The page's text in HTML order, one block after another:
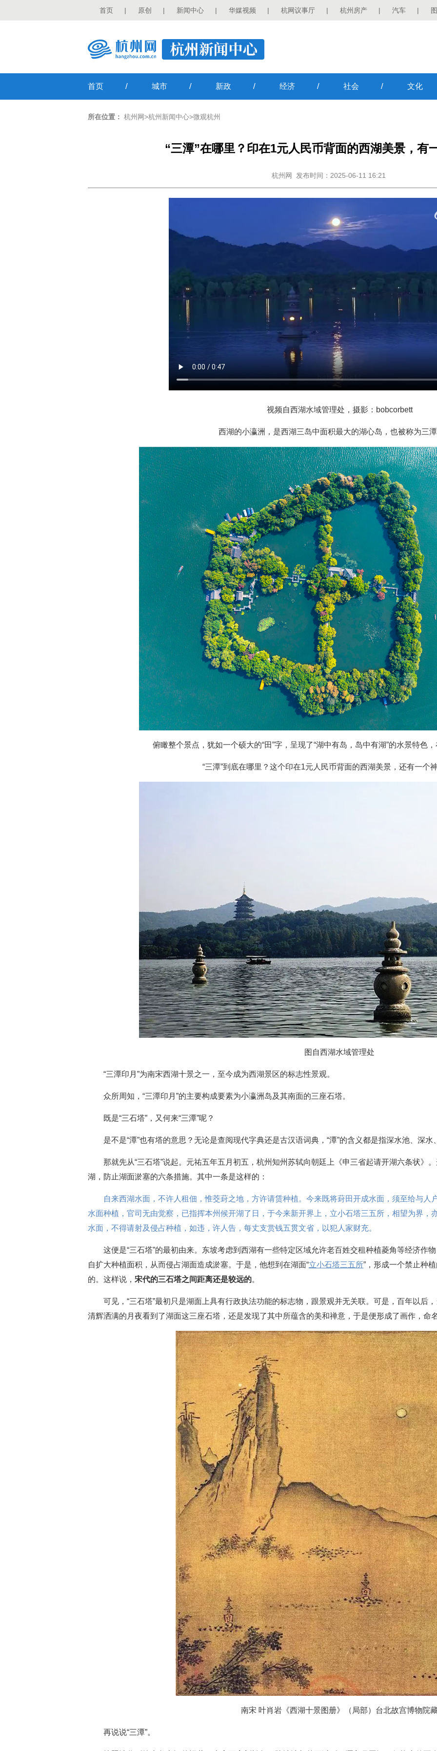
首页 | 原创 | 新闻中心 | 华媒视频 | 杭网议事厅 | 杭州房产 | 汽车 |
首页 / 城市 / 新政 / 经济 / 社会 / 文化
所在位置： 杭州网>杭州新闻中心>微观杭州
“三潭”在哪里？印在1元人民币背面的西湖美景，有
杭州网 发布时间：2025-06-11 16:21
视频自西湖水域管理处，摄影：bobcorbett
西湖的小瀛洲，是西湖三岛中面积最大的湖心岛，也被称为三
俯瞰整个景点，犹如一个硕大的“田”字，呈现了“湖中有岛，岛中有湖”的水景特色
“三潭”到底在哪里？这个印在1元人民币背面的西湖美景，还有一
图自西湖水域管理处
“三潭印月”为南宋西湖十景之一，至今成为西湖景区的标志性景观。
众所周知，“三潭印月”的主要构成要素为小瀛洲岛及其南面的三座石塔。
既是“三石塔”，又何来“三潭”呢？
是不是“潭”也有塔的意思？无论是查阅现代字典还是古汉语词典，“潭”的含义都是指深水池、深
那就先从“三石塔”说起。元祐五年五月初五，杭州知州苏轼向朝廷上《申三省起请开湖六条状》
湖，防止湖面淤塞的六条措施。其中一条是这样的：
自来西湖水面，不许人租佃，惟茭葑之地，方许请赁种植。今来既将葑田开成水面，须至给与人
水面种植，官司无由觉察，已指挥本州候开湖了日，于今来新开界上，立小石塔三五所，相望为界，
水面，不得请射及侵占种植，如违，许人告，每丈支赏钱五贯文省，以犯人家财充。
这便是“三石塔”的最初由来。东坡考虑到西湖有一些特定区域允许老百姓交租种植菱角等经济作
自扩大种植面积，从而侵占湖面造成淤塞。于是，他想到在湖面“立小石塔三五所”，形成一个禁止种
的。这样说， 宋代的三石塔之间距离还是较远的。
可见，“三石塔”最初只是湖面上具有行政执法功能的标志物，跟景观并无关联。可是，百年以后
清辉洒满的月夜看到了湖面这三座石塔，还是发现了其中所蕴含的美和禅意，于是便形成了画作，命
南宋 叶肖岩《西湖十景图册》（局部）台北故宫博物院
再说说“三潭”。